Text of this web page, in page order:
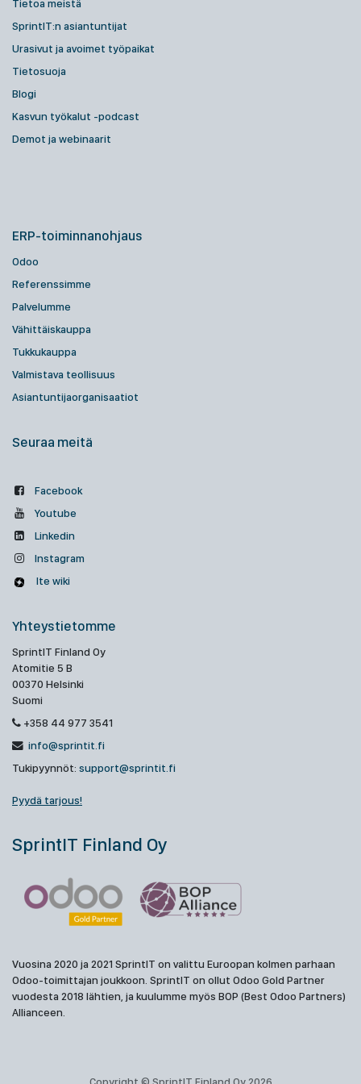
Tietoa meistä
SprintIT:n asiantuntijat
Urasivut ja avoimet työpaikat
Tietosuoja
Blogi
Kasvun työkalut -podcast
Demot ja webinaarit
ERP-toiminnanohjaus
Odoo
Referenssimme
Palvelumme
Vähittäiskauppa
Tukkukauppa
Valmistava teollisuus
Asiantuntijaorganisaatiot
Seuraa meitä
Facebook
Youtube
Linkedin
Instagram
Ite wiki
Yhteystietomme
SprintIT Finland Oy
Atomitie 5 B
00370 Helsinki
Suomi
+358 44 977 3541
info@sprintit.fi
Tukipyynnöt: support@sprintit.fi
Pyydä tarjous!
SprintIT Finland Oy
Vuosina 2020 ja 2021 SprintIT on valittu Euroopan kolmen parhaan
Odoo-toimittajan joukkoon. SprintIT on ollut Odoo Gold Partner
vuodesta 2018 lähtien, ja kuulumme myös BOP (Best Odoo Partners)
Allianceen.
Copyright © SprintIT Finland Oy 2026